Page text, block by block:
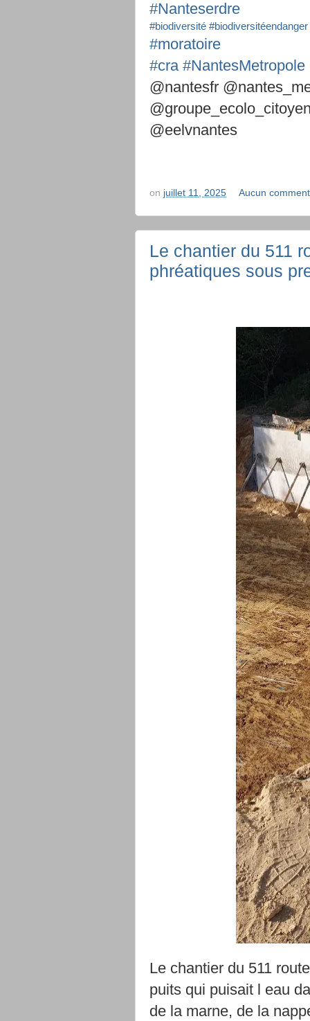
#Nanteserdre
#biodiversité #biodiversitéendanger
#moratoire
#cra #NantesMetropole
@nantesfr
@eelvnantes
on juillet 11, 2025 Aucun
Le chantier du 511
phréatiques sous
Le chantier du 511
puits qui puisait l eau
de la marne, de la